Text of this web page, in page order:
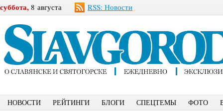
суббота, 8 августа RSS: Новости
НОВОСТИ РЕЙТИНГИ БЛОГИ СПЕЦТЕМЫ ФОТО